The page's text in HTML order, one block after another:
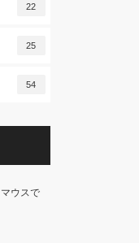
22
25
54
ウスで